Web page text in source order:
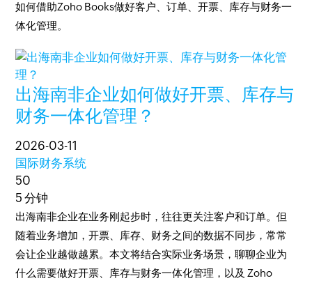
如何借助Zoho Books做好客户、订单、开票、库存与财务一
体化管理。
出海南非企业如何做好开票、库存与
财务一体化管理？
2026-03-11
国际财务系统
50
5 分钟
出海南非企业在业务刚起步时，往往更关注客户和订单。但
随着业务增加，开票、库存、财务之间的数据不同步，常常
会让企业越做越累。本文将结合实际业务场景，聊聊企业为
什么需要做好开票、库存与财务一体化管理，以及 Zoho